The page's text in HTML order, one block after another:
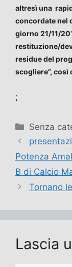
altresì una
concordate nel
giorno 21/11/
restituzione/
residue del
scogliere”, così
;
Categorie
Senza
Potenza
B di Calcio
Tornano
Lascia